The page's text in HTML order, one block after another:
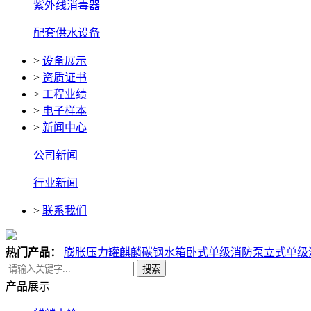
紫外线消毒器
配套供水设备
> 设备展示
> 资质证书
> 工程业绩
> 电子样本
> 新闻中心
公司新闻
行业新闻
> 联系我们
热门产品： 膨胀压力罐麒麟碳钢水箱卧式单级消防泵立式单
搜索
产品展示